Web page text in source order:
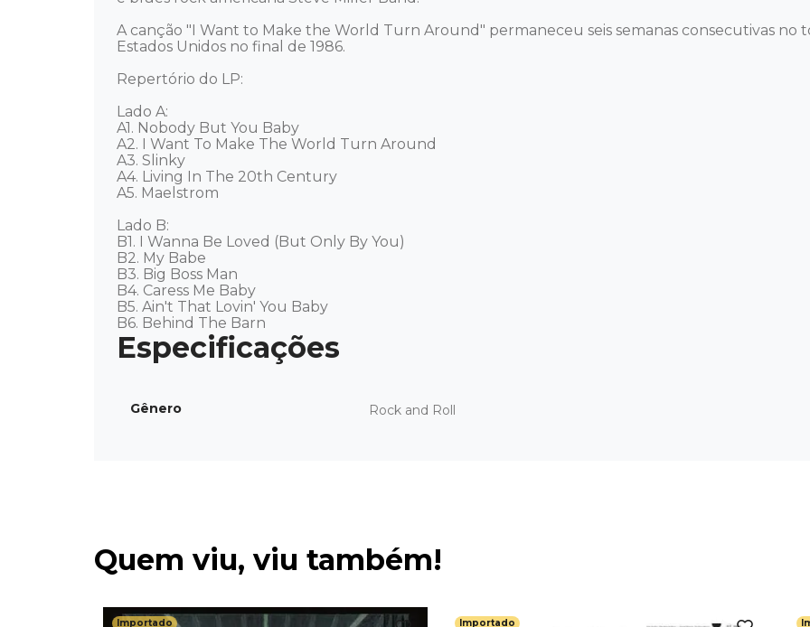
A canção "I Want to Make the World Turn Around" permaneceu seis semanas consecutivas no
Estados Unidos no final de 1986.
Repertório do LP:
Lado A:
A1. Nobody But You Baby
A2. I Want To Make The World Turn Around
A3. Slinky
A4. Living In The 20th Century
A5. Maelstrom
Lado B:
B1. I Wanna Be Loved (But Only By You)
B2. My Babe
B3. Big Boss Man
B4. Caress Me Baby
B5. Ain't That Lovin' You Baby
B6. Behind The Barn
Gênero Rock and Roll
Quem viu, viu também!
Importado Importado